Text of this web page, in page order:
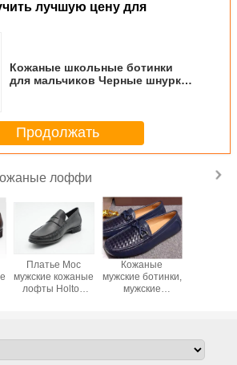
лучшую цену для
Кожаные школьные ботинки
для мальчиков Черные шнурки
Продолжать
лоффи
Платье Moc
мужские кожаные
лофты Holton
Кожаные
мужские ботинки,
мужские